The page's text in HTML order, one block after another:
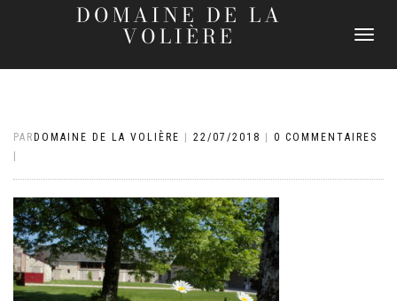
DOMAINE DE LA
VOLIÈRE
DÉPLIER
PAR DOMAINE DE LA VOLIÈRE 22/07/2018
0 COMMENTAIRES